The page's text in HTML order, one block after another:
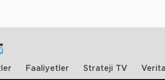
Faaliyetler Strateji TV